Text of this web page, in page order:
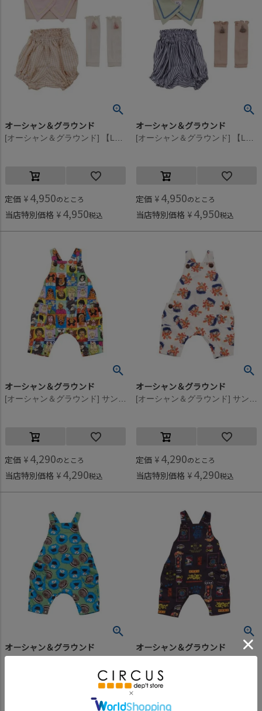
オーシャン＆グラウンド
定価 ¥ 4,950のところ
当店特別価格 ¥ 4,950税込
オーシャン＆グラウンド
定価 ¥ 4,950のところ
当店特別価格 ¥ 4,950税込
オーシャン＆グラウンド
定価 ¥ 4,290のところ
当店特別価格 ¥ 4,290税込
オーシャン＆グラウンド
定価 ¥ 4,290のところ
当店特別価格 ¥ 4,290税込
オーシャン＆グラウンド オーシャン＆グラウンド
[オーシャン＆グラウンド] サンフランシスコシティベビーサロペット チャコール(CH)